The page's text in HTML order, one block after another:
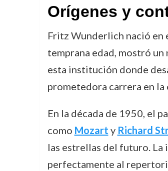
Orígenes y
Fritz Wunderlich nació en
temprana edad, mostró
esta institución donde
prometedora carrera en la
En la década de 1950, el
como Mozart y Richard
las estrellas del futuro. La
perfectamente al